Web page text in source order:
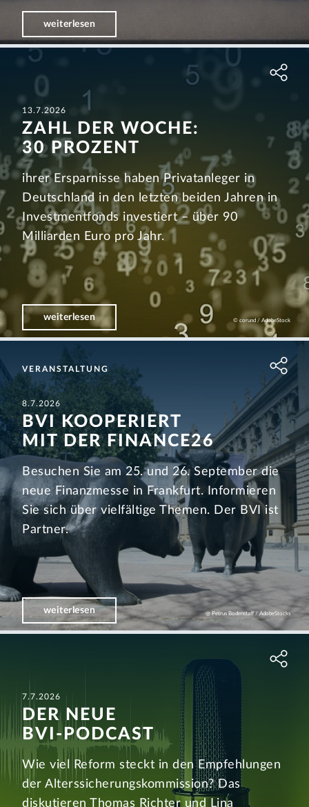
weiterlesen
13.7.2026
ZAHL DER WOCHE:
30 PROZENT
ihrer Ersparnisse haben Privatanleger in
Deutschland in den letzten beiden Jahren in
Investmentfonds investiert – über 90
Milliarden Euro pro Jahr.
weiterlesen © corund / AdobeStock
VERANSTALTUNG
8.7.2026
BVI KOOPERIERT
MIT DER FINANCE26
Besuchen Sie am 25. und 26. September die
neue Finanzmesse in Frankfurt. Informieren
Sie sich über vielfältige Themen. Der BVI ist
Partner.
weiterlesen @ Petrus Bodenstaff / AdobeStocks
7.7.2026
DER NEUE
BVI-PODCAST
Wie viel Reform steckt in den Empfehlungen
der Alters­sicherungs­kommission? Das
diskutieren Thomas Richter und Lina